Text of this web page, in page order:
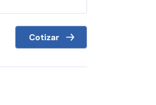
Cotizar